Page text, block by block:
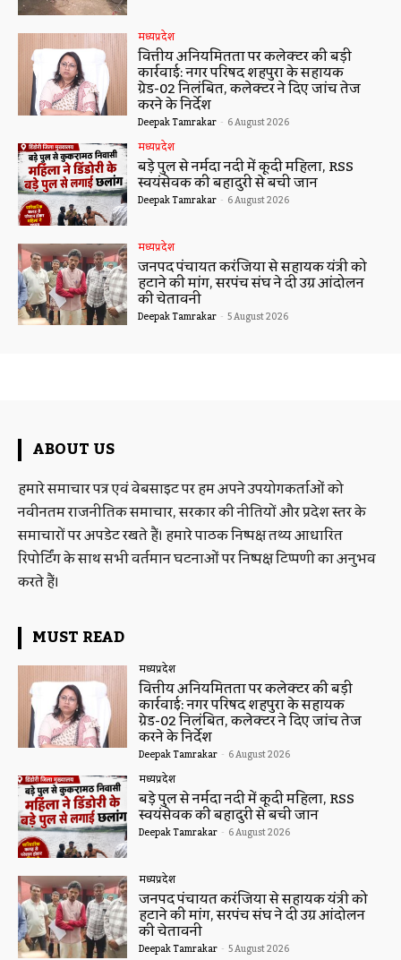
मध्यप्रदेश
वित्तीय अनियमितता पर कलेक्टर की बड़ी
कार्रवाई: नगर परिषद शहपुरा के सहायक
ग्रेड-02 निलंबित, कलेक्टर ने दिए जांच तेज
करने के निर्देश
Deepak Tamrakar - 6 August 2026
मध्यप्रदेश
बड़े पुल से नर्मदा नदी में कूदी महिला, RSS
स्वयंसेवक की बहादुरी से बची जान
Deepak Tamrakar - 6 August 2026
मध्यप्रदेश
जनपद पंचायत करंजिया से सहायक यंत्री को
हटाने की मांग, सरपंच संघ ने दी उग्र आंदोलन
की चेतावनी
Deepak Tamrakar - 5 August 2026
ABOUT US
हमारे समाचार पत्र एवं वेबसाइट पर हम अपने उपयोगकर्ताओं को
नवीनतम राजनीतिक समाचार, सरकार की नीतियों और प्रदेश स्तर के
समाचारों पर अपडेट रखते हैं। हमारे पाठक निष्पक्ष तथ्य आधारित
रिपोर्टिंग के साथ सभी वर्तमान घटनाओं पर निष्पक्ष टिप्पणी का अनुभव
करते हैं।
MUST READ
मध्यप्रदेश
वित्तीय अनियमितता पर कलेक्टर की बड़ी
कार्रवाई: नगर परिषद शहपुरा के सहायक
ग्रेड-02 निलंबित, कलेक्टर ने दिए जांच तेज
करने के निर्देश
Deepak Tamrakar - 6 August 2026
मध्यप्रदेश
बड़े पुल से नर्मदा नदी में कूदी महिला, RSS
स्वयंसेवक की बहादुरी से बची जान
Deepak Tamrakar - 6 August 2026
मध्यप्रदेश
जनपद पंचायत करंजिया से सहायक यंत्री को
हटाने की मांग, सरपंच संघ ने दी उग्र आंदोलन
की चेतावनी
Deepak Tamrakar - 5 August 2026